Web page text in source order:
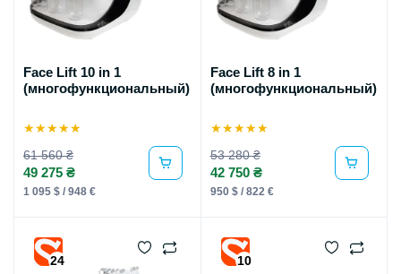
Face Lift 10 in 1
(многофункциональный)
★★★★★
61 560 ₴
49 275 ₴
1 095 $ / 948 €
Face Lift 8 in 1
(многофункциональный)
★★★★★
53 280 ₴
42 750 ₴
950 $ / 822 €
24 10